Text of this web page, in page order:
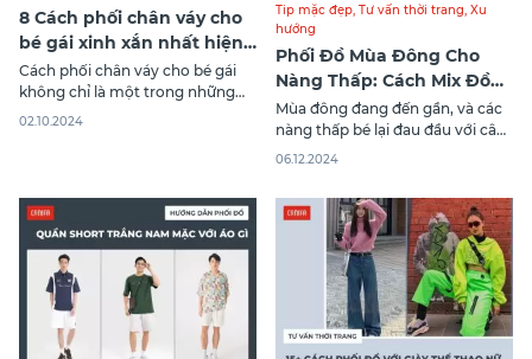
8 Cách phối chân váy cho
bé gái xinh xắn nhất hiện
nay
Cách phối chân váy cho bé gái
không chỉ là một trong những
việc làm giúp bé trở nên đáng
này còn mang lại sự thoải mái
cho
02.10.2024
Tip mặc đẹp, Tư vấn thời trang, Xu
hướng
Phối Đồ Mùa Đông Cho
Nàng Thấp: Cách Mix Đồ
Tôn Dáng Đẹp
Mùa đông đang đến gần, và các
nàng thấp bé lại đau đầu với câu
hỏi: “Phối đồ mùa đông cho nữ
cao khiêm tốn như 1m50, việc
chọn trang phục sao cho vừa
hợp thời
06.12.2024